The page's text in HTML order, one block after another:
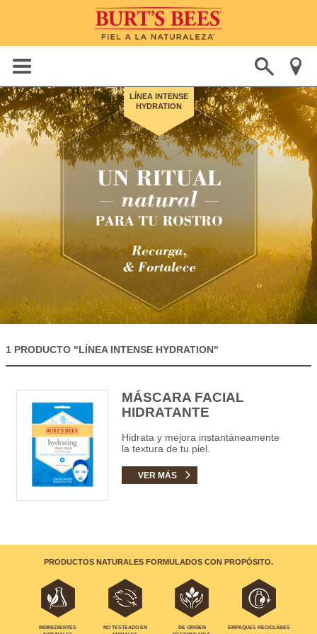
LÍNEA INTENSE
HYDRATION
1 PRODUCTO "LÍNEA INTENSE HYDRATION"
MÁSCARA FACIAL
HIDRATANTE
Hidrata y mejora instantáneamente
la textura de tu piel.
VER MÁS
PRODUCTOS NATURALES FORMULADOS CON PROPÓSITO.
INGREDIENTES
NO TESTEADO EN
DE ORIGEN
EMPAQUES RECICLABES